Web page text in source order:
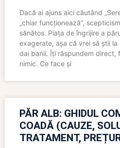
Dacă ai ajuns aici căutând
„chiar funcționează”,
sănătos. Piața de îngrijire a
exagerate, așa că vrei să știi la
dai banii. Îți răspundem direct,
nimic. Ce face și
PĂR ALB: GHIDUL
COADĂ (CAUZE,
TRATAMENT,